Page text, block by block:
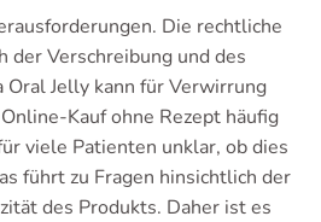
Die rechtliche
der Verschreibung und des
Oral Jelly kann für Verwirrung
Kauf ohne Rezept häufig
viele Patienten unklar, ob dies
führt zu Fragen hinsichtlich der
des Produkts. Daher ist es